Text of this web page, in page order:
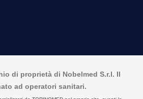
di proprietà di Nobelmed S.r.l. Il
ad operatori sanitari.